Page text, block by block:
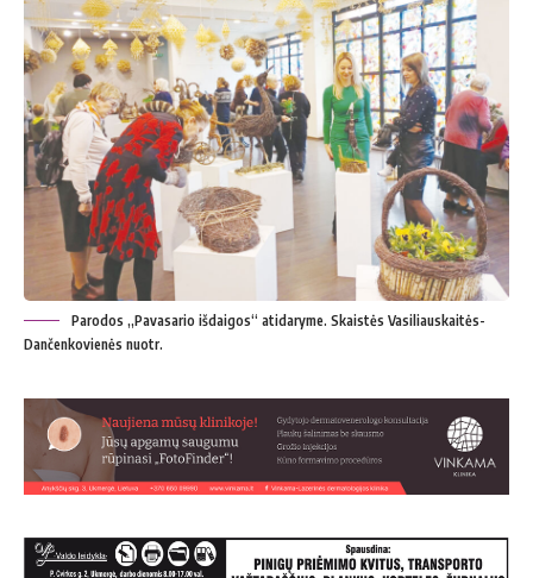
Parodos „Pavasario išdaigos“ atidaryme. Skaistės Vasiliauskaitės-
Dančenkovienės nuotr.